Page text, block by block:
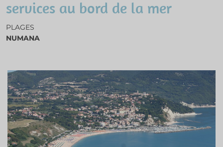
services au bord de la mer
PLAGES
NUMANA